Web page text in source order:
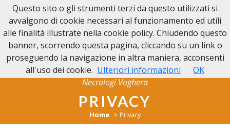
NECROLOGI VOGHERA
Necrologi Voghera
PRIVACY
Home Privacy
Questo sito o gli strumenti terzi da questo utilizzati si
avvalgono di cookie necessari al funzionamento ed utili
alle finalità illustrate nella cookie policy. Chiudendo questo
banner, scorrendo questa pagina, cliccando su un link o
proseguendo la navigazione in altra maniera, acconsenti
all'uso dei cookie. Ulteriori informazioni OK